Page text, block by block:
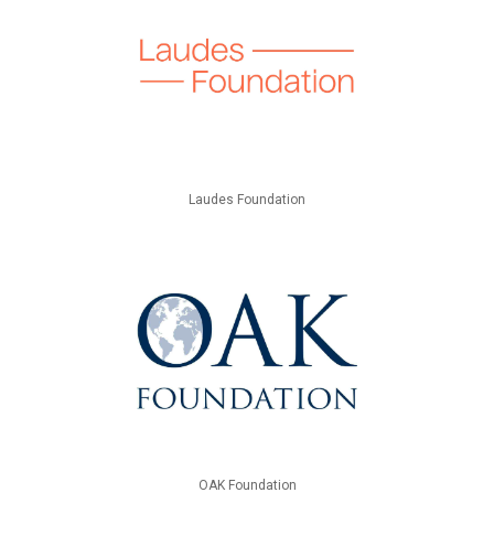
Laudes Foundation
OAK Foundation